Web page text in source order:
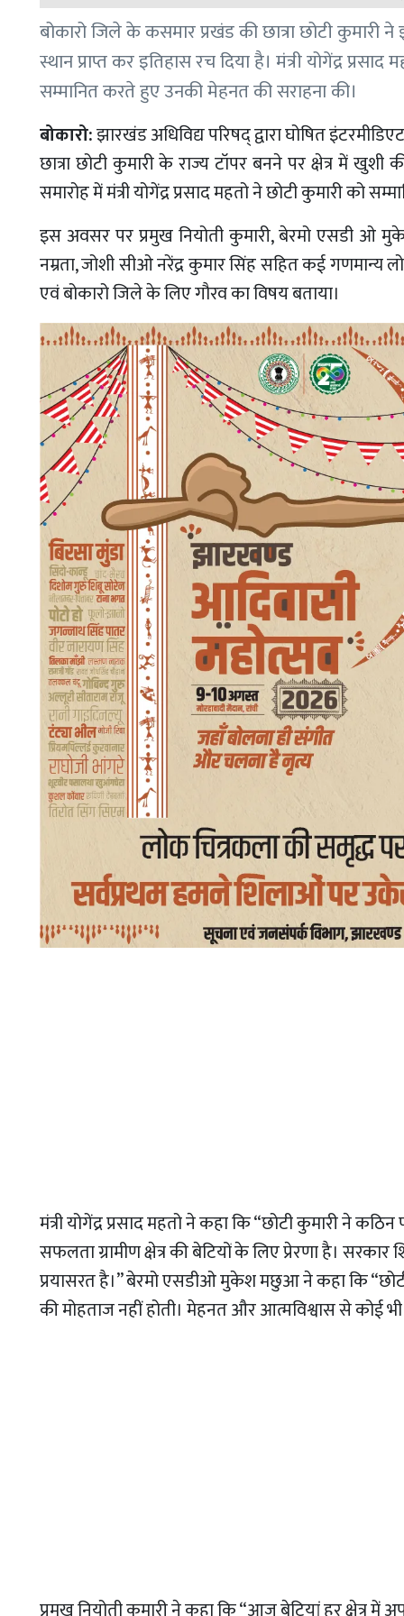
बोकारो जिले के कसमार प्रखंड की छात्रा छोटी कुमारी
स्थान प्राप्त कर इतिहास रच दिया है। मंत्री योगेंद्र
सम्मानित करते हुए उनकी मेहनत की सराहना की।
बोकारो:झारखंड अधिविद्य परिषद् द्वारा घोषित
छात्रा छोटी कुमारी के राज्य टॉपर बनने पर क्षेत्र में
समारोह में मंत्री योगेंद्र प्रसाद महतो ने छोटी कुमारी को
इस अवसर पर प्रमुख नियोती कुमारी, बेरमो एसडी ओ
नम्रता, जोशी सीओ नरेंद्र कुमार सिंह सहित कई
एवं बोकारो जिले के लिए गौरव का विषय बताया।
मंत्री योगेंद्र प्रसाद महतो ने कहा कि “छोटी कुमारी ने
सफलता ग्रामीण क्षेत्र की बेटियों के लिए प्रेरणा है।
प्रयासरत है।” बेरमो एसडीओ मुकेश मछुआ ने कहा कि
की मोहताज नहीं होती। मेहनत और आत्मविश्वास से कोई